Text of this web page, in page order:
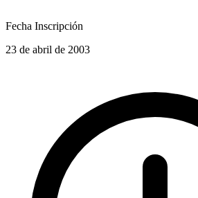
Fecha Inscripción
23 de abril de 2003